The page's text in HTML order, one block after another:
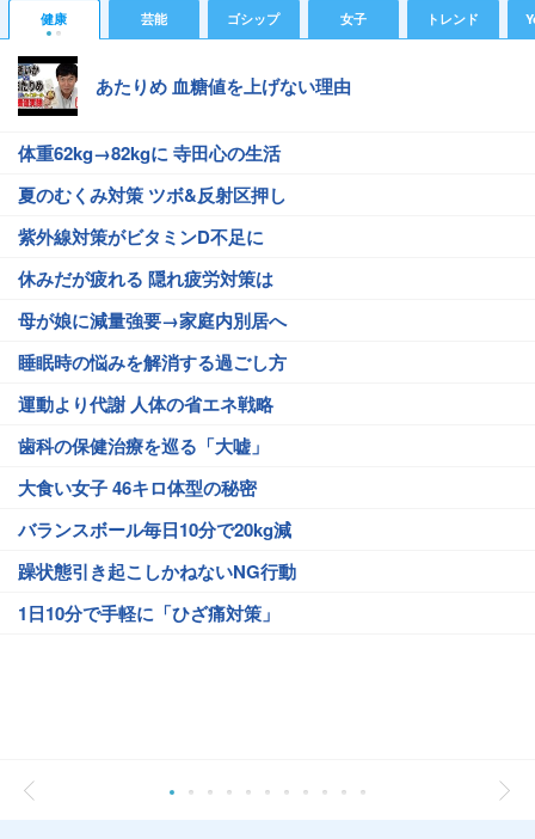
健康 芸能 ゴシップ 女子 トレンド
あたりめ 血糖値を上げない理由
体重62kg→82kgに 寺田心の生活
夏のむくみ対策 ツボ&反射区押し
紫外線対策がビタミンD不足に
休みだが疲れる 隠れ疲労対策は
母が娘に減量強要→家庭内別居へ
睡眠時の悩みを解消する過ごし方
運動より代謝 人体の省エネ戦略
歯科の保健治療を巡る「大嘘」
大食い女子 46キロ体型の秘密
バランスボール毎日10分で20kg減
躁状態引き起こしかねないNG行動
1日10分で手軽に「ひざ痛対策」